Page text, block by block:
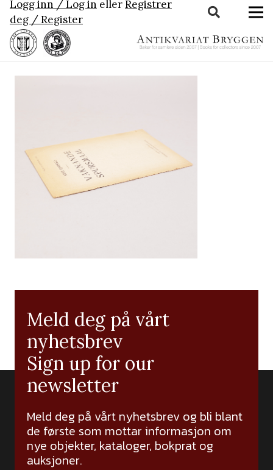
Logg inn / Log in ellerRegistrer
deg / Register
Meld deg på vårt
nyhetsbrev
Sign up for our
newsletter
Meld deg på vårt nyhetsbrev og bli blant
de første som mottar informasjon om
nye objekter, kataloger, bokprat og
auksjoner.